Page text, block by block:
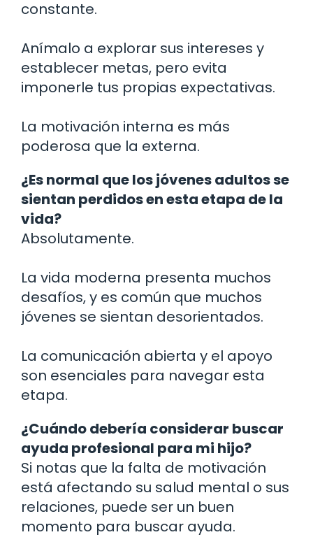
constante.
Anímalo a explorar sus intereses y
establecer metas, pero evita
imponerle tus propias expectativas.
La motivación interna es más
poderosa que la externa.
¿Es normal que los jóvenes adultos se
sientan perdidos en esta etapa de la
vida?
Absolutamente.
La vida moderna presenta muchos
desafíos, y es común que muchos
jóvenes se sientan desorientados.
La comunicación abierta y el apoyo
son esenciales para navegar esta
etapa.
¿Cuándo debería considerar buscar
ayuda profesional para mi hijo?
Si notas que la falta de motivación
está afectando su salud mental o sus
relaciones, puede ser un buen
momento para buscar ayuda.